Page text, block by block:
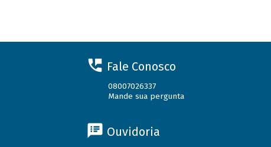
Fale Conosco
08007026337
Mande sua pergunta
Ouvidoria